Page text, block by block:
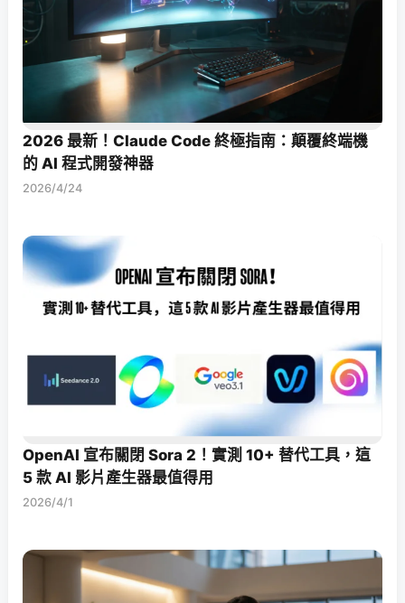
2026 最新！Claude Code 終極指南：顛覆終端機
的 AI 程式開發神器
2026/4/24
OpenAI 宣布關閉 Sora 2！實測 10+ 替代工具，這
5 款 AI 影片產生器最值得用
2026/4/1